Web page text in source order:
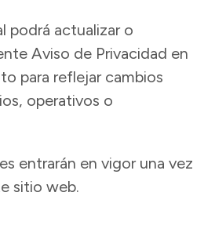
podrá actualizar o
Aviso de Privacidad en
para reflejar cambios
operativos o
entrarán en vigor una vez
sitio web.